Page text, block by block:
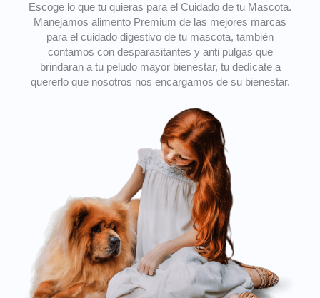
f
Escoge lo que tu quieras para el Cuidado de tu Mascota.
Manejamos alimento Premium de las mejores marcas
para el cuidado digestivo de tu mascota, también
contamos con desparasitantes y anti pulgas que
brindaran a tu peludo mayor bienestar, tu dedícate a
quererlo que nosotros nos encargamos de su bienestar.